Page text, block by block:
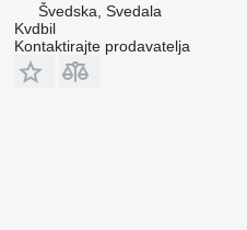
Švedska, Svedala
Kvdbil
Kontaktirajte prodavatelja